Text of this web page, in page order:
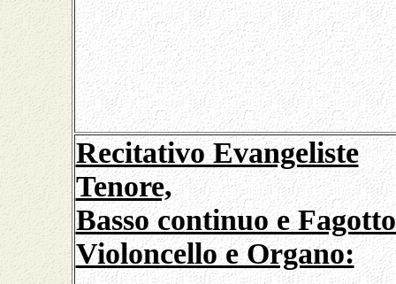
Recitativo Evangeliste
Tenore,
Basso continuo e
Violoncello e Organo: